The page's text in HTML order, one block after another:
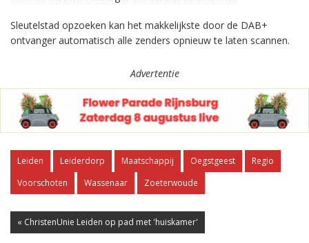
Sleutelstad opzoeken kan het makkelijkste door de DAB+
ontvanger automatisch alle zenders opnieuw te laten scannen.
Advertentie
Leiden Leiderdorp Maatschappij Oegstgeest
Regio
Voorschoten
Wassenaar Zoeterwoude
« ChristenUnie Leiden op pad met 'huiskamer'